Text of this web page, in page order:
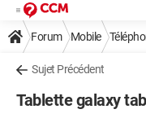
Forum Mobile
Sujet Précédent
Tablette galaxy